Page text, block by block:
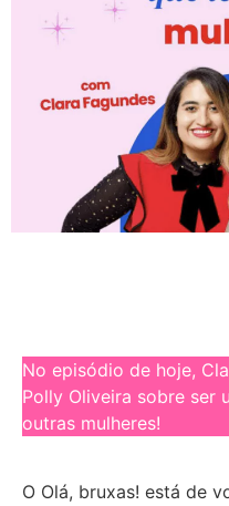
No episódio de hoje,
Polly Oliveira sobre ser
outras mulheres!
O Olá, bruxas! está de